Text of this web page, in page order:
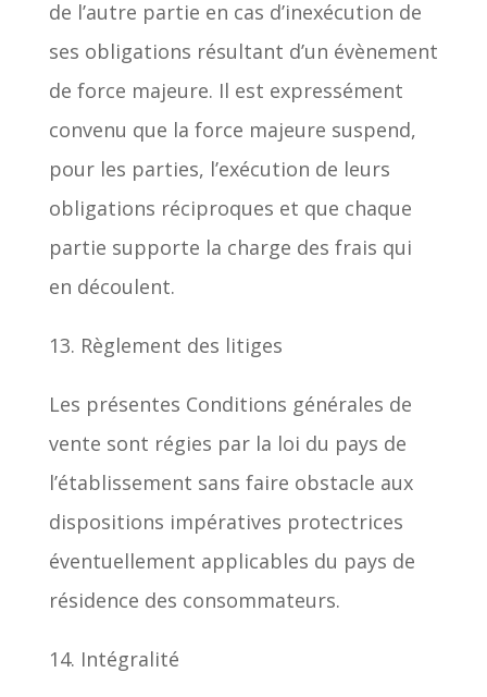
de l’autre partie en cas d’inexécution de
ses obligations résultant d’un évènement
de force majeure. Il est expressément
convenu que la force majeure suspend,
pour les parties, l’exécution de leurs
obligations réciproques et que chaque
partie supporte la charge des frais qui
en découlent.
13. Règlement des litiges
Les présentes Conditions générales de
vente sont régies par la loi du pays de
l’établissement sans faire obstacle aux
dispositions impératives protectrices
éventuellement applicables du pays de
résidence des consommateurs.
14. Intégralité